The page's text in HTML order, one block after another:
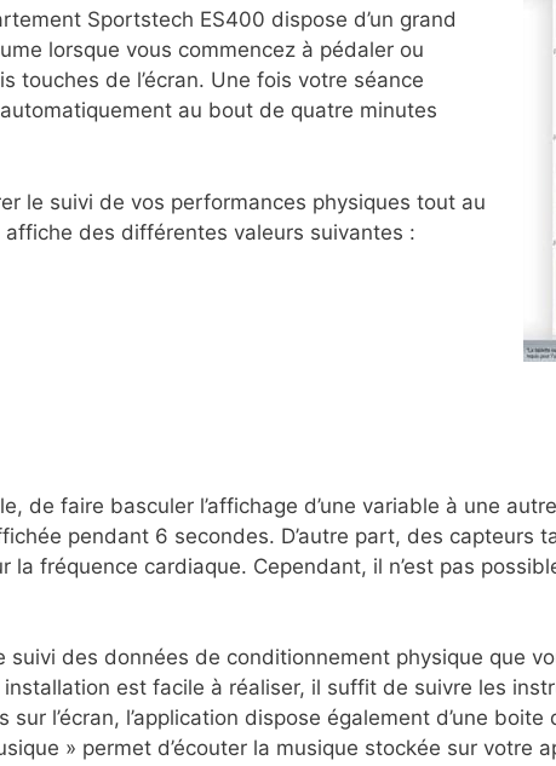
Sportstech ES400 dispose d’un grand
lorsque vous commencez à pédaler ou
touches de l’écran. Une fois votre séance
automatiquement au bout de quatre minutes
le suivi de vos performances physiques tout au
affiche des différentes valeurs suivantes :
de faire basculer l’affichage d’une variable à une
pendant 6 secondes. D’autre part, des capteurs
fréquence cardiaque. Cependant, il n’est pas
suivi des données de conditionnement physique que
est facile à réaliser, il suffit de suivre les
l’écran, l’application dispose également d’une
» permet d’écouter la musique stockée sur votre